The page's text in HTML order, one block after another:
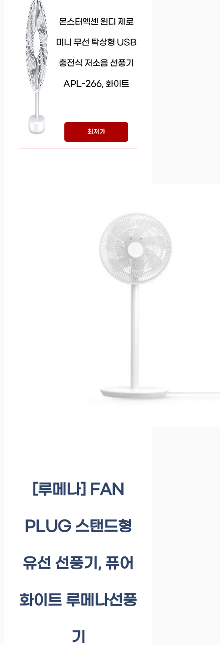
몬스터엑센 윈디 제로
미니 무선 탁상형 USB
충전식 저소음 선풍기
APL-266, 화이트
최저가
[루메나] FAN
PLUG 스탠드형
유선 선풍기, 퓨어
화이트 루메나선풍
기